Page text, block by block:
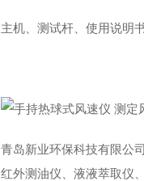
主机、测试杆、使用说明
青岛新业环保科技有限公
红外测油仪、液液萃取仪